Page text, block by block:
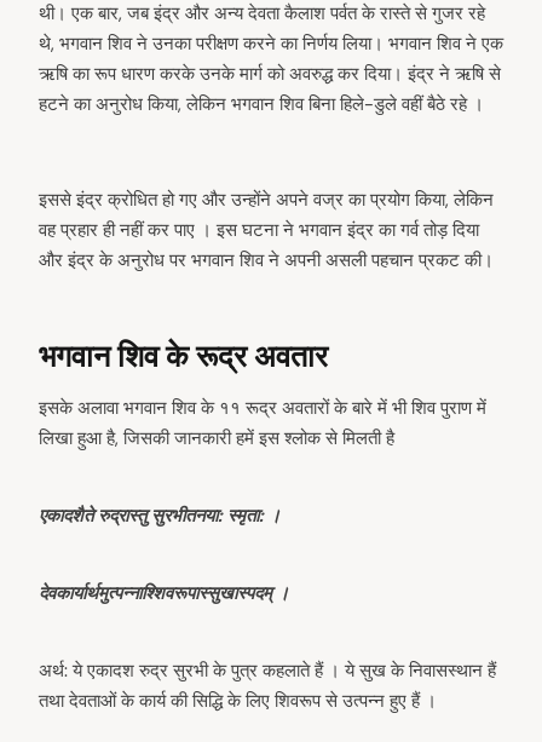
थी। एक बार, जब इंद्र और अन्य देवता कैलाश पर्वत के रास्ते से गुजर रहे
थे, भगवान शिव ने उनका परीक्षण करने का निर्णय लिया। भगवान शिव ने एक
ऋषि का रूप धारण करके उनके मार्ग को अवरुद्ध कर दिया। इंद्र ने ऋषि से
हटने का अनुरोध किया, लेकिन भगवान शिव बिना हिले-डुले वहीं बैठे रहे ।
इससे इंद्र क्रोधित हो गए और उन्होंने अपने वज्र का प्रयोग किया, लेकिन
वह प्रहार ही नहीं कर पाए । इस घटना ने भगवान इंद्र का गर्व तोड़ दिया
और इंद्र के अनुरोध पर भगवान शिव ने अपनी असली पहचान प्रकट की।
भगवान शिव के रूद्र अवतार
इसके अलावा भगवान शिव के ११ रूद्र अवतारों के बारे में भी शिव पुराण में
लिखा हुआ है, जिसकी जानकारी हमें इस श्लोक से मिलती है
एकादशैते रुद्रास्तु सुरभीतनया: स्मृता: ।
देवकार्यार्थमुत्पन्नाश्शिवरूपास्सुखास्पदम् ।
अर्थ: ये एकादश रुद्र सुरभी के पुत्र कहलाते हैं । ये सुख के निवासस्थान हैं
तथा देवताओं के कार्य की सिद्धि के लिए शिवरूप से उत्पन्न हुए हैं ।